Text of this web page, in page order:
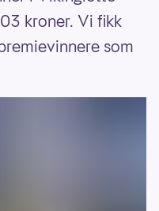
kroner. Vi fikk
som